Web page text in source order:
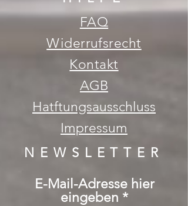
FAQ
Widerrufsrecht
Kontakt
AGB
Hatftungsausschluss
Impressum
NEWSLETTER
E-Mail-Adresse hier
eingeben